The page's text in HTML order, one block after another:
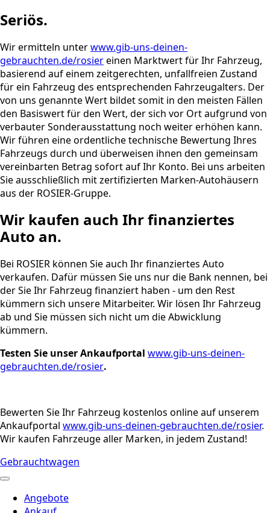
Seriös.
Wir ermitteln unterwww.gib-uns-deinen-
gebrauchten.de/rosiereinen Marktwert für Ihr Fahrzeug,
basierend auf einem zeitgerechten, unfallfreien Zustand
für ein Fahrzeug des entsprechenden Fahrzeugalters. Der
von uns genannte Wert bildet somit in den meisten Fällen
den Basiswert für den Wert, der sich vor Ort aufgrund von
verbauter Sonderausstattung noch weiter erhöhen kann.
Wir führen eine ordentliche technische Bewertung Ihres
Fahrzeugs durch und überweisen ihnen den gemeinsam
vereinbarten Betrag sofort auf Ihr Konto. Bei uns arbeiten
Sie ausschließlich mit zertifizierten Marken-Autohäusern
aus der ROSIER-Gruppe.
Wir kaufen auch Ihr finanziertes
Auto an.
Bei ROSIER können Sie auch Ihr finanziertes Auto
verkaufen. Dafür müssen Sie uns nur die Bank nennen, bei
der Sie Ihr Fahrzeug finanziert haben - um den Rest
kümmern sich unsere Mitarbeiter. Wir lösen Ihr Fahrzeug
ab und Sie müssen sich nicht um die Abwicklung
kümmern.
Testen Sie unser Ankaufportal www.gib-uns-deinen-
gebrauchten.de/rosier.
Bewerten Sie Ihr Fahrzeug kostenlos online auf unserem
Ankaufportal www.gib-uns-deinen-gebrauchten.de/rosier.
Wir kaufen Fahrzeuge aller Marken, in jedem Zustand!
Gebrauchtwagen
Angebote